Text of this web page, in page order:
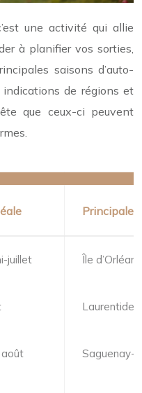
une activité qui allie
à planifier vos sorties,
saisons d’auto-
de régions et
que ceux-ci peuvent
Principales
juillet Île
août Saguenay-